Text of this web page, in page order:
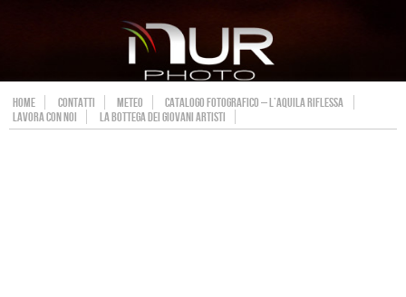
HOME CONTATTI METEO
CATALOGO FOTOGRAFICO – L’AQUILA RIFLESSA
LAVORA CON NOI
LA BOTTEGA DEI GIOVANI ARTISTI